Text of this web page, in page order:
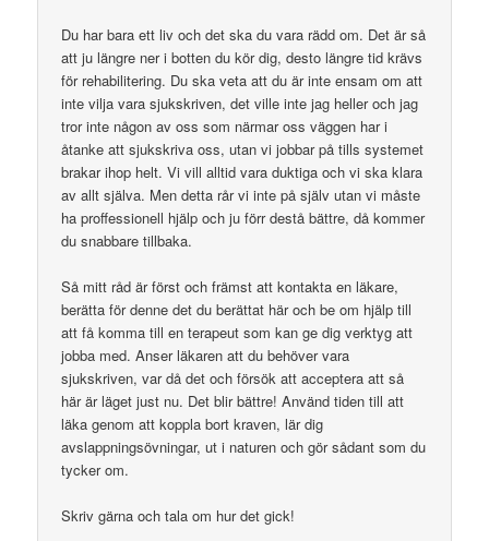
Du har bara ett liv och det ska du vara rädd om. Det är så
att ju längre ner i botten du kör dig, desto längre tid krävs
för rehabilitering. Du ska veta att du är inte ensam om att
inte vilja vara sjukskriven, det ville inte jag heller och jag
tror inte någon av oss som närmar oss väggen har i
åtanke att sjukskriva oss, utan vi jobbar på tills systemet
brakar ihop helt. Vi vill alltid vara duktiga och vi ska klara
av allt själva. Men detta rår vi inte på själv utan vi måste
ha proffessionell hjälp och ju förr destå bättre, då kommer
du snabbare tillbaka.
Så mitt råd är först och främst att kontakta en läkare,
berätta för denne det du berättat här och be om hjälp till
att få komma till en terapeut som kan ge dig verktyg att
jobba med. Anser läkaren att du behöver vara
sjukskriven, var då det och försök att acceptera att så
här är läget just nu. Det blir bättre! Använd tiden till att
läka genom att koppla bort kraven, lär dig
avslappningsövningar, ut i naturen och gör sådant som du
tycker om.
Skriv gärna och tala om hur det gick!